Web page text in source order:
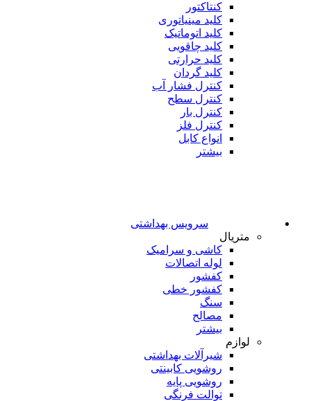
کنتاکتور
کلید مینیاتوری
کلید اتوماتیک
کلید چاقویی
کلید حرارتی
کلید گردان
کنترل فشار آب
کنترل سطح
کنترل بار
کنترل فلز
انواع کابل
بیشتر
سرویس بهداشتی
متریال
کاشی و سرامیک
لوله اتصالات
کفشور
کفشور خطی
سنگ
مصالح
بیشتر
لوازم
شیرآلات بهداشتی
روشویی کابینتی
روشویی پایه
توالت فرنگی